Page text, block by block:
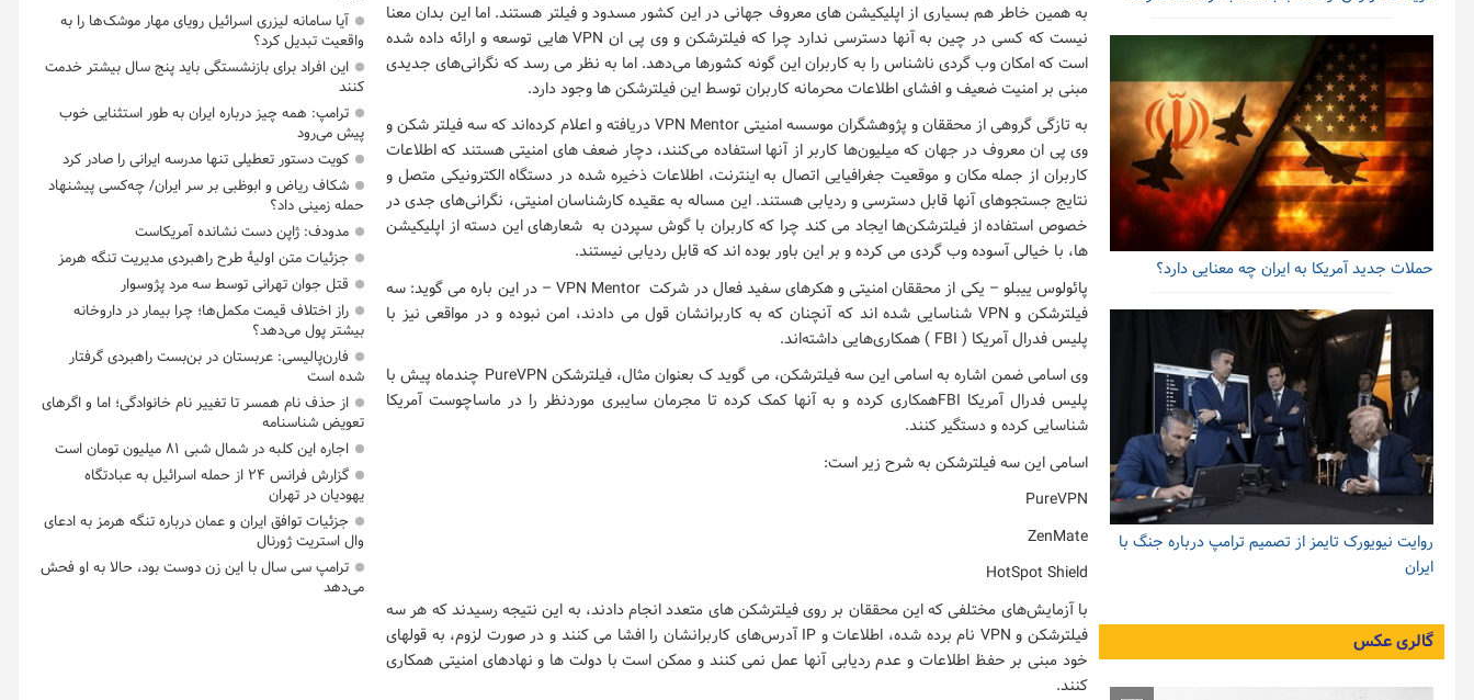
به همین خاطر هم بسیاری از اپلیکیشن های معروف جهانی در این کشور مسدود و فیلتر هستند. اما این بدان معنا
نیست که کسی در چین به آنها دسترسی ندارد چرا که فیلترشکن و وی پی ان VPN هایی توسعه و ارائه داده شده
است که امکان وب گردی ناشناس را به کاربران این گونه کشورها می‌دهد. اما به نظر می رسد که نگرانی‌های جدیدی
مبنی بر امنیت ضعیف و افشای اطلاعات محرمانه کاربران توسط این فیلترشکن ها وجود دارد.
به تازگی گروهی از محققان و پژوهشگران موسسه امنیتی VPN Mentor دریافته و اعلام کرده‌اند که سه فیلتر شکن و
وی پی ان معروف در جهان که میلیون‌ها کاربر از آنها استفاده می‌کنند، دچار ضعف های امنیتی هستند که اطلاعات
کاربران از جمله مکان و موقعیت جغرافیایی اتصال به اینترنت، اطلاعات ذخیره شده در دستگاه الکترونیکی متصل و
نتایج جستجوهای آنها قابل دسترسی و ردیابی هستند. این مساله به عقیده کارشناسان امنیتی، نگرانی‌های جدی در
خصوص استفاده از فیلترشکن‌ها ایجاد می کند چرا که کاربران با گوش سپردن به شعارهای این دسته از اپلیکیشن
ها، با خیالی آسوده وب گردی می کرده و بر این باور بوده اند که قابل ردیابی نیستند.
پائولوس ییبلو – یکی از محققان امنیتی و هکرهای سفید فعال در شرکت VPN Mentor – در این باره می گوید: سه
فیلترشکن و VPN شناسایی شده اند که آنچنان که به کاربرانشان قول می دادند، امن نبوده و در مواقعی نیز با
پلیس فدرال آمریکا ( FBI ) همکاری‌هایی داشته‌اند.
وی اسامی ضمن اشاره به اسامی این سه فیلترشکن، می گوید ک بعنوان مثال، فیلترشکن PureVPN چندماه پیش با
پلیس فدرال آمریکا FBIهمکاری کرده و به آنها کمک کرده تا مجرمان سایبری موردنظر را در ماساچوست آمریکا
شناسایی کرده و دستگیر کنند.
اسامی این سه فیلترشکن به شرح زیر است:
PureVPN
ZenMate
HotSpot Shield
با آزمایش‌های مختلفی که این محققان بر روی فیلترشکن های متعدد انجام دادند، به این نتیجه رسیدند که هر سه
فیلترشکن و VPN نام برده شده، اطلاعات و IP آدرس‌های کاربرانشان را افشا می کنند و در صورت لزوم، به قولهای
خود مبنی بر حفظ اطلاعات و عدم ردیابی آنها عمل نمی کنند و ممکن است با دولت ها و نهادهای امنیتی همکاری
کنند.
حملات جدید آمریکا به ایران چه معنایی دارد؟
روایت نیویورک تایمز از تصمیم ترامپ درباره جنگ با
ایران
گالری عکس
آیا سامانه لیزری اسرائیل رویای مهار موشک‌ها را به
واقعیت تبدیل کرد؟
این افراد برای بازنشستگی باید پنج سال بیشتر خدمت
کنند
ترامپ: همه چیز درباره ایران به طور استثنایی خوب
پیش می‌رود
کویت دستور تعطیلی تنها مدرسه ایرانی را صادر کرد
شکاف ریاض و ابوظبی بر سر ایران/ چه‌کسی پیشنهاد
حمله زمینی داد؟
مدودف: ژاپن دست نشانده آمریکاست
جزئیات متن اولیۀ طرح راهبردی مدیریت تنگه هرمز
قتل جوان تهرانی توسط سه مرد پژوسوار
راز اختلاف قیمت مکمل‌ها؛ چرا بیمار در داروخانه
بیشتر پول می‌دهد؟
فارن‌پالیسی: عربستان در بن‌بست راهبردی گرفتار
شده است
از حذف نام همسر تا تغییر نام خانوادگی؛ اما و اگرهای
تعویض شناسنامه
اجاره این کلبه در شمال شبی ۸۱ میلیون تومان است
گزارش فرانس ۲۴ از حمله اسرائیل به عبادتگاه
یهودیان در تهران
جزئیات توافق ایران و عمان درباره تنگه هرمز به ادعای
وال استریت ژورنال
ترامپ سی سال با این زن دوست بود، حالا به او فحش
می‌دهد